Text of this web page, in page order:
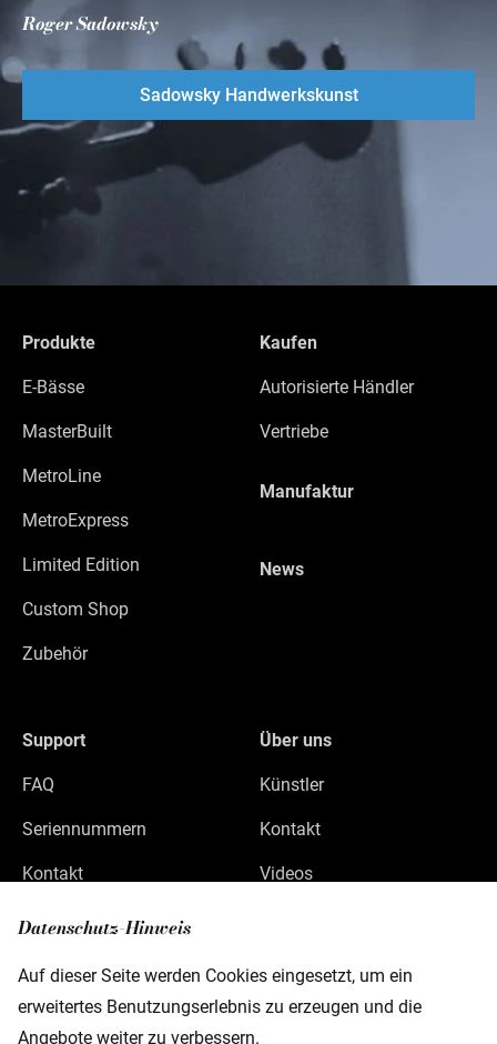
Datenschutz-Hinweis
Auf dieser Seite werden Cookies eingesetzt, um ein
erweitertes Benutzungserlebnis zu erzeugen und die
Angebote weiter zu verbessern.
Roger Sadowsky
Sadowsky Handwerkskunst
Produkte
E-Bässe
MasterBuilt
MetroLine
MetroExpress
Limited Edition
Custom Shop
Zubehör
Kaufen
Autorisierte Händler
Vertriebe
Manufaktur
News
Support
FAQ
Seriennummern
Kontakt
Über uns
Künstler
Kontakt
Videos